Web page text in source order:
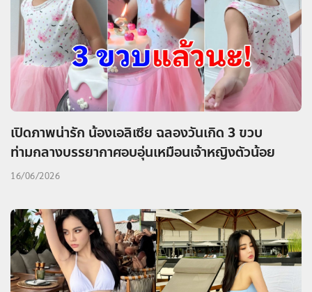
เปิดภาพน่ารัก น้องเอลิเซีย ฉลองวันเกิด 3 ขวบ
ท่ามกลางบรรยากาศอบอุ่นเหมือนเจ้าหญิงตัวน้อย
16/06/2026